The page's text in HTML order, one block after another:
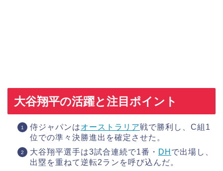
大谷翔平の活躍と注目ポイント
侍ジャパンはオーストラリア戦で勝利し、C組1
位での準々決勝進出を確定させた。
大谷翔平選手は3試合連続で1番・ DH で出場し、
出塁を重ねて逆転2ランを呼び込んだ。